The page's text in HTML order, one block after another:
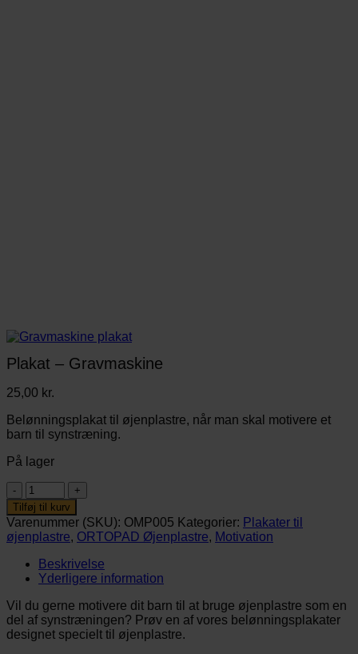
Plakat – Gravmaskine
25,00 kr.
Belønningsplakat til øjenplastre, når man skal motivere et
barn til synstræning.
På lager
Plakat
-
Gravmaskine
antal
Tilføj til kurv
Varenummer (SKU): OMP005 Kategorier: Plakater til
øjenplastre, ORTOPAD Øjenplastre, Motivation
Beskrivelse
Yderligere information
Vil du gerne motivere dit barn til at bruge øjenplastre som en
del af synstræningen? Prøv en af vores belønningsplakater
designet specielt til øjenplastre.